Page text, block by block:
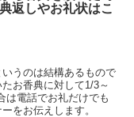
返しやお礼状はこ
うのは結構あるもので
お香典に対して1/3～
は電話でお礼だけでも
をお伝えします。